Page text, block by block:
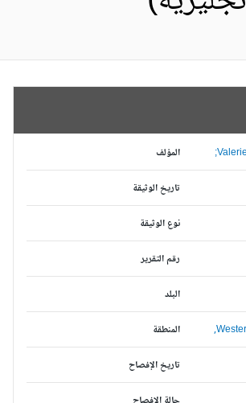
المؤلف
تاريخ الوثيقة
نوع الوثيقة
رقم التقرير
البلد
المنطقة
تاريخ الإفصاح